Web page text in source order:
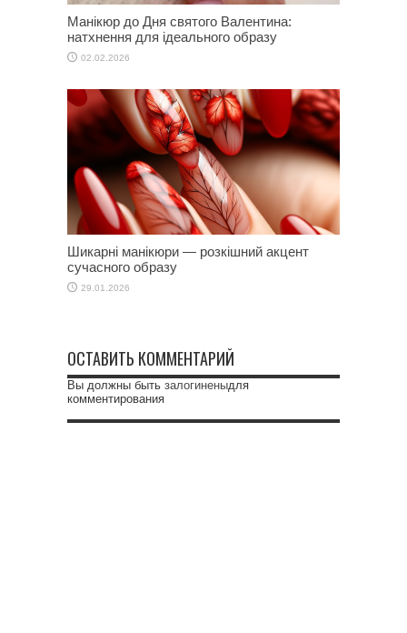
Манікюр до Дня святого Валентина:
натхнення для ідеального образу
02.02.2026
Шикарні манікюри — розкішний акцент
сучасного образу
29.01.2026
ОСТАВИТЬ КОММЕНТАРИЙ
Вы должны быть залогиненыдля
комментирования